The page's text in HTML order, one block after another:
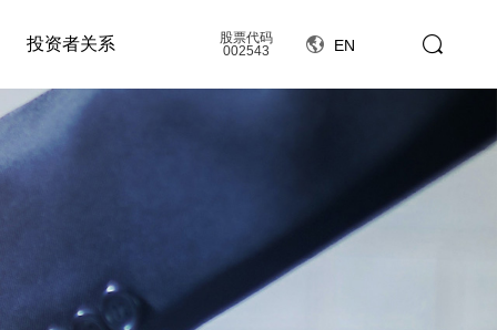
投资者关系
股票代码
002543
EN